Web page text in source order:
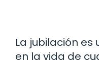
La jubilación
en la vida de